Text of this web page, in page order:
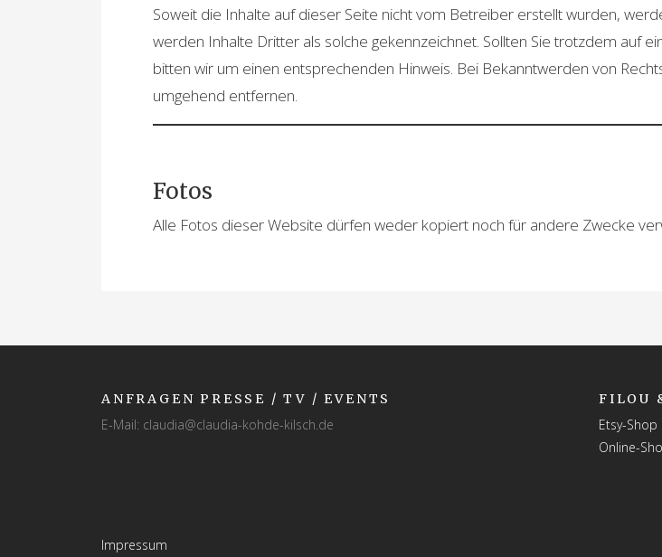
Soweit die Inhalte auf dieser Seite nicht vom Betreiber erstellt wurden,
werden Inhalte Dritter als solche gekennzeichnet. Sollten Sie trotzdem auf
bitten wir um einen entsprechenden Hinweis. Bei Bekanntwerden von
umgehend entfernen.
Fotos
Alle Fotos dieser Website dürfen weder kopiert noch für andere Zwecke
ANFRAGEN PRESSE / TV / EVENTS
E-Mail: claudia@claudia-kohde-kilsch.de
Impressum
FILOU
Etsy-Shop
Online-